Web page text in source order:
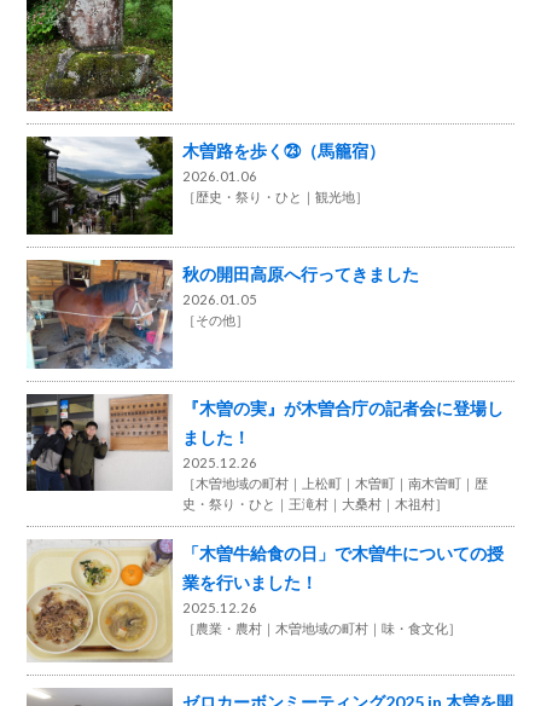
木曽路を歩く㉓（馬籠宿）
2026.01.06
［歴史・祭り・ひと 観光地］
秋の開田高原へ行ってきました
2026.01.05
［その他］
『木曽の実』が木曽合庁の記者会に登場し
ました！
2025.12.26
［木曽地域の町村 上松町 木曽町 南木曽町
歴
史・祭り・ひと
王滝村 大桑村 木祖村］
「木曽牛給食の日」で木曽牛についての授
業を行いました！
2025.12.26
［農業・農村 木曽地域の町村 味・食文化］